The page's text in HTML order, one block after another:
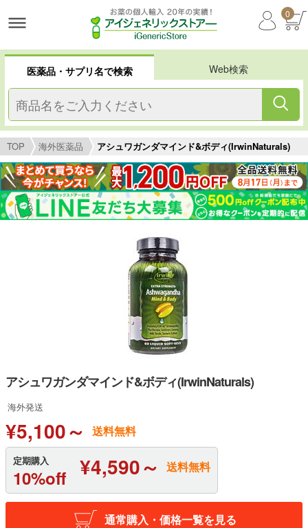
0
医薬品・サプリ名で検索 Web検索
TOP 海外医薬品 アシュワガンダマインド&ボディ(IrwinNaturals)
アシュワガンダマインド&ボディ(IrwinNaturals)
海外発送
¥5,100～ 送料無料
定期購入
10%off ¥4,590～ 送料無料
通常購入・価格一覧を見る